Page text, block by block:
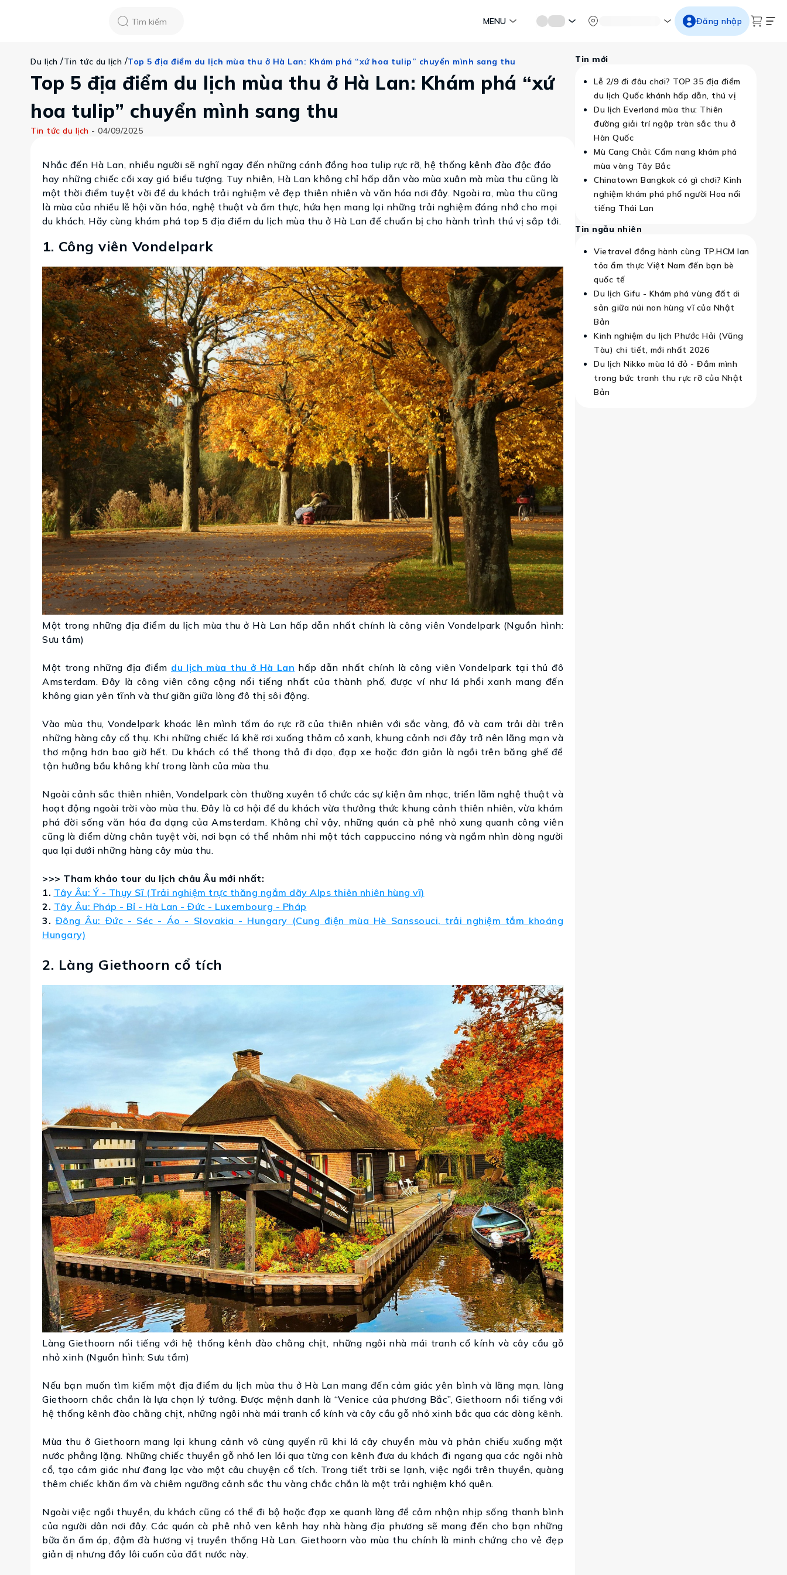
Tìm kiếm
MENU Đăng nhập
Vận chuyển
Khuyến mãi
Liên hệ
Tạp chí du lịch
Khảo sát tỷ lệ đạt visa
Tra cứu booking
Vietravel Loyalty
Hành trình Caravan
Du lịch /Tin tức du lịch /Top 5 địa điểm du lịch mùa thu ở Hà Lan: Khám phá “xứ hoa tulip” chuyển mình sang thu
Top 5 địa điểm du lịch mùa thu ở Hà Lan: Khám phá “xứ
hoa tulip” chuyển mình sang thu
Tin tức du lịch - 04/09/2025
Nhắc đến Hà Lan, nhiều người sẽ nghĩ ngay đến những cánh đồng hoa tulip rực rỡ, hệ thống kênh đào độc đáo
hay những chiếc cối xay gió biểu tượng. Tuy nhiên, Hà Lan không chỉ hấp dẫn vào mùa xuân mà mùa thu cũng là
một thời điểm tuyệt vời để du khách trải nghiệm vẻ đẹp thiên nhiên và văn hóa nơi đây. Ngoài ra, mùa thu cũng
là mùa của nhiều lễ hội văn hóa, nghệ thuật và ẩm thực, hứa hẹn mang lại những trải nghiệm đáng nhớ cho mọi
du khách. Hãy cùng khám phá top 5 địa điểm du lịch mùa thu ở Hà Lan để chuẩn bị cho hành trình thú vị sắp tới.
1. Công viên Vondelpark
Một trong những địa điểm du lịch mùa thu ở Hà Lan hấp dẫn nhất chính là công viên Vondelpark (Nguồn hình:
Sưu tầm)
Một trong những địa điểm du lịch mùa thu ở Hà Lan hấp dẫn nhất chính là công viên Vondelpark tại thủ đô
Amsterdam. Đây là công viên công cộng nổi tiếng nhất của thành phố, được ví như lá phổi xanh mang đến
không gian yên tĩnh và thư giãn giữa lòng đô thị sôi động.
Vào mùa thu, Vondelpark khoác lên mình tấm áo rực rỡ của thiên nhiên với sắc vàng, đỏ và cam trải dài trên
những hàng cây cổ thụ. Khi những chiếc lá khẽ rơi xuống thảm cỏ xanh, khung cảnh nơi đây trở nên lãng mạn và
thơ mộng hơn bao giờ hết. Du khách có thể thong thả đi dạo, đạp xe hoặc đơn giản là ngồi trên băng ghế để
tận hưởng bầu không khí trong lành của mùa thu.
Ngoài cảnh sắc thiên nhiên, Vondelpark còn thường xuyên tổ chức các sự kiện âm nhạc, triển lãm nghệ thuật và
hoạt động ngoài trời vào mùa thu. Đây là cơ hội để du khách vừa thưởng thức khung cảnh thiên nhiên, vừa khám
phá đời sống văn hóa đa dạng của Amsterdam. Không chỉ vậy, những quán cà phê nhỏ xung quanh công viên
cũng là điểm dừng chân tuyệt vời, nơi bạn có thể nhâm nhi một tách cappuccino nóng và ngắm nhìn dòng người
qua lại dưới những hàng cây mùa thu.
>>> Tham khảo tour du lịch châu Âu mới nhất:
1. Tây Âu: Ý - Thụy Sĩ (Trải nghiệm trực thăng ngắm dãy Alps thiên nhiên hùng vĩ)
2. Tây Âu: Pháp - Bỉ - Hà Lan - Đức - Luxembourg - Pháp
3. Đông Âu: Đức - Séc - Áo - Slovakia - Hungary (Cung điện mùa Hè Sanssouci, trải nghiệm tắm khoáng
Hungary)
2. Làng Giethoorn cổ tích
Làng Giethoorn nổi tiếng với hệ thống kênh đào chằng chịt, những ngôi nhà mái tranh cổ kính và cây cầu gỗ
nhỏ xinh (Nguồn hình: Sưu tầm)
Nếu bạn muốn tìm kiếm một địa điểm du lịch mùa thu ở Hà Lan mang đến cảm giác yên bình và lãng mạn, làng
Giethoorn chắc chắn là lựa chọn lý tưởng. Được mệnh danh là “Venice của phương Bắc”, Giethoorn nổi tiếng với
hệ thống kênh đào chằng chịt, những ngôi nhà mái tranh cổ kính và cây cầu gỗ nhỏ xinh bắc qua các dòng kênh.
Mùa thu ở Giethoorn mang lại khung cảnh vô cùng quyến rũ khi lá cây chuyển màu và phản chiếu xuống mặt
nước phẳng lặng. Những chiếc thuyền gỗ nhỏ len lỏi qua từng con kênh đưa du khách đi ngang qua các ngôi nhà
cổ, tạo cảm giác như đang lạc vào một câu chuyện cổ tích. Trong tiết trời se lạnh, việc ngồi trên thuyền, quàng
thêm chiếc khăn ấm và chiêm ngưỡng cảnh sắc thu vàng chắc chắn là một trải nghiệm khó quên.
Ngoài việc ngồi thuyền, du khách cũng có thể đi bộ hoặc đạp xe quanh làng để cảm nhận nhịp sống thanh bình
của người dân nơi đây. Các quán cà phê nhỏ ven kênh hay nhà hàng địa phương sẽ mang đến cho bạn những
bữa ăn ấm áp, đậm đà hương vị truyền thống Hà Lan. Giethoorn vào mùa thu chính là minh chứng cho vẻ đẹp
giản dị nhưng đầy lôi cuốn của đất nước này.
Tin mới
Lễ 2/9 đi đâu chơi? TOP 35 địa điểm
du lịch Quốc khánh hấp dẫn, thú vị
Du lịch Everland mùa thu: Thiên
đường giải trí ngập tràn sắc thu ở
Hàn Quốc
Mù Cang Chải: Cẩm nang khám phá
mùa vàng Tây Bắc
Chinatown Bangkok có gì chơi? Kinh
nghiệm khám phá phố người Hoa nổi
tiếng Thái Lan
Tin ngẫu nhiên
Vietravel đồng hành cùng TP.HCM lan
tỏa ẩm thực Việt Nam đến bạn bè
quốc tế
Du lịch Gifu - Khám phá vùng đất di
sản giữa núi non hùng vĩ của Nhật
Bản
Kinh nghiệm du lịch Phước Hải (Vũng
Tàu) chi tiết, mới nhất 2026
Du lịch Nikko mùa lá đỏ - Đắm mình
trong bức tranh thu rực rỡ của Nhật
Bản
Từ cố đô đến thành thăng longNgắm hoa